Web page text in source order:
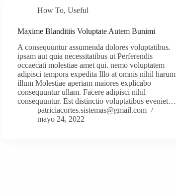
How To,Useful
Maxime Blanditiis Voluptate Autem Bunimi
A consequuntur assumenda dolores voluptatibus.
ipsam aut quia necessitatibus ut Perferendis
occaecati molestiae amet qui. nemo voluptatem
adipisci tempora expedita Illo at omnis nihil harum
illum Molestiae aperiam maiores explicabo
consequuntur ullam. Facere adipisci nihil
consequuntur. Est distinctio voluptatibus eveniet…
patriciacortes.sistemas@gmail.com
mayo 24, 2022